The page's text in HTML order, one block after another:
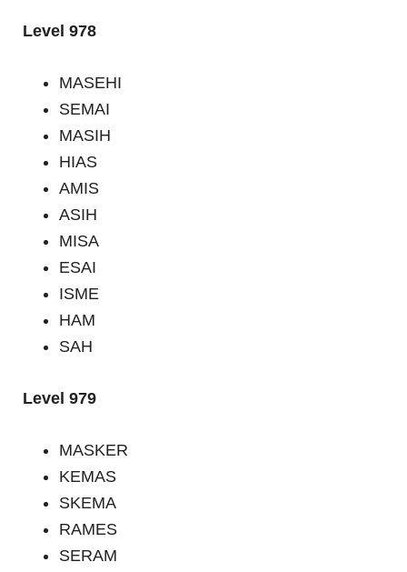
Level 978
MASEHI
SEMAI
MASIH
HIAS
AMIS
ASIH
MISA
ESAI
ISME
HAM
SAH
Level 979
MASKER
KEMAS
SKEMA
RAMES
SERAM